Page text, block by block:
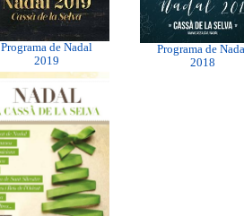
Programa de Nadal
2019
Programa de
2018